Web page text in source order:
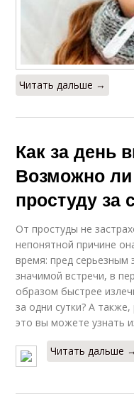
Читать дальше →
Как за день
Возможно
простуду за
От простуды не
непонятной причине
время: пред серьезным
значимой встречи, в
образом быстрее
за одни сутки? А
это вы можете узнать
Читать дальше